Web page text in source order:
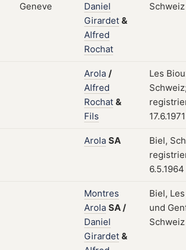
Daniel
Girardet &
Alfred
Rochat
Schweiz
Arola /
Alfred
Rochat &
Fils
Les
17.6.1971
Arola SA
Biel,
6.5.1964
Montres
Arola SA/
Daniel
Girardet &
Biel,
und
Schweiz